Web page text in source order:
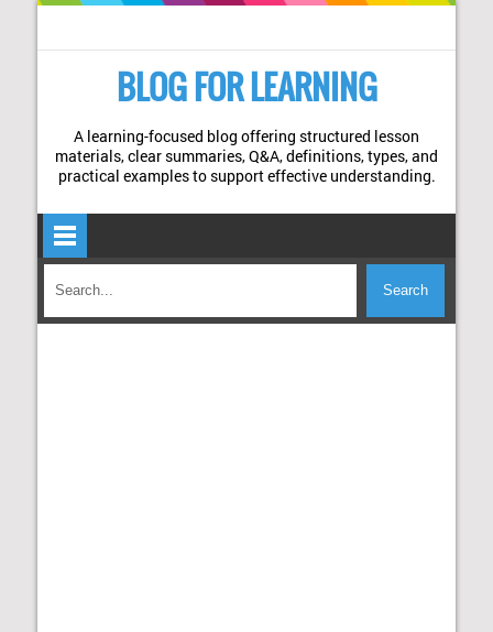
BLOG FOR LEARNING
A learning-focused blog offering structured lesson
materials, clear summaries, Q&A, definitions, types, and
practical examples to support effective understanding.